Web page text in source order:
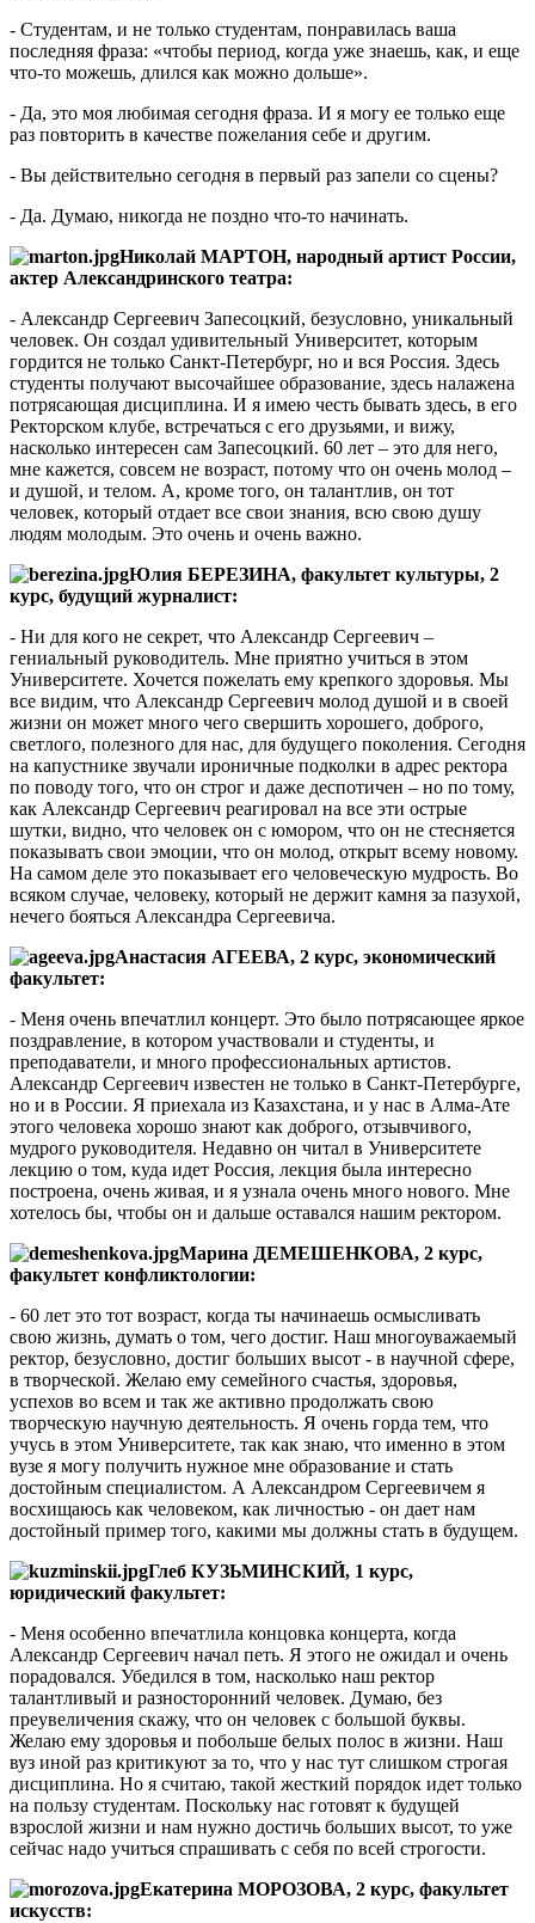
- Студентам, и не только студентам, понравилась ваша
последняя фраза: «чтобы период, когда уже знаешь, как, и еще
что-то можешь, длился как можно дольше».
- Да, это моя любимая сегодня фраза. И я могу ее только еще
раз повторить в качестве пожелания себе и другим.
- Вы действительно сегодня в первый раз запели со сцены?
- Да. Думаю, никогда не поздно что-то начинать.
Николай МАРТОН, народный артист России,
актер Александринского театра:
- Александр Сергеевич Запесоцкий, безусловно, уникальный
человек. Он создал удивительный Университет, которым
гордится не только Санкт-Петербург, но и вся Россия. Здесь
студенты получают высочайшее образование, здесь налажена
потрясающая дисциплина. И я имею честь бывать здесь, в его
Ректорском клубе, встречаться с его друзьями, и вижу,
насколько интересен сам Запесоцкий. 60 лет – это для него,
мне кажется, совсем не возраст, потому что он очень молод –
и душой, и телом. А, кроме того, он талантлив, он тот
человек, который отдает все свои знания, всю свою душу
людям молодым. Это очень и очень важно.
Юлия БЕРЕЗИНА, факультет культуры, 2
курс, будущий журналист:
- Ни для кого не секрет, что Александр Сергеевич –
гениальный руководитель. Мне приятно учиться в этом
Университете. Хочется пожелать ему крепкого здоровья. Мы
все видим, что Александр Сергеевич молод душой и в своей
жизни он может много чего свершить хорошего, доброго,
светлого, полезного для нас, для будущего поколения. Сегодня
на капустнике звучали ироничные подколки в адрес ректора
по поводу того, что он строг и даже деспотичен – но по тому,
как Александр Сергеевич реагировал на все эти острые
шутки, видно, что человек он с юмором, что он не стесняется
показывать свои эмоции, что он молод, открыт всему новому.
На самом деле это показывает его человеческую мудрость. Во
всяком случае, человеку, который не держит камня за пазухой,
нечего бояться Александра Сергеевича.
Анастасия АГЕЕВА, 2 курс, экономический
факультет:
- Меня очень впечатлил концерт. Это было потрясающее яркое
поздравление, в котором участвовали и студенты, и
преподаватели, и много профессиональных артистов.
Александр Сергеевич известен не только в Санкт-Петербурге,
но и в России. Я приехала из Казахстана, и у нас в Алма-Ате
этого человека хорошо знают как доброго, отзывчивого,
мудрого руководителя. Недавно он читал в Университете
лекцию о том, куда идет Россия, лекция была интересно
построена, очень живая, и я узнала очень много нового. Мне
хотелось бы, чтобы он и дальше оставался нашим ректором.
Марина ДЕМЕШЕНКОВА, 2 курс,
факультет конфликтологии:
- 60 лет это тот возраст, когда ты начинаешь осмысливать
свою жизнь, думать о том, чего достиг. Наш многоуважаемый
ректор, безусловно, достиг больших высот - в научной сфере,
в творческой. Желаю ему семейного счастья, здоровья,
успехов во всем и так же активно продолжать свою
творческую научную деятельность. Я очень горда тем, что
учусь в этом Университете, так как знаю, что именно в этом
вузе я могу получить нужное мне образование и стать
достойным специалистом. А Александром Сергеевичем я
восхищаюсь как человеком, как личностью - он дает нам
достойный пример того, какими мы должны стать в будущем.
Глеб КУЗЬМИНСКИЙ, 1 курс,
юридический факультет:
- Меня особенно впечатлила концовка концерта, когда
Александр Сергеевич начал петь. Я этого не ожидал и очень
порадовался. Убедился в том, насколько наш ректор
талантливый и разносторонний человек. Думаю, без
преувеличения скажу, что он человек с большой буквы.
Желаю ему здоровья и побольше белых полос в жизни. Наш
вуз иной раз критикуют за то, что у нас тут слишком строгая
дисциплина. Но я считаю, такой жесткий порядок идет только
на пользу студентам. Поскольку нас готовят к будущей
взрослой жизни и нам нужно достичь больших высот, то уже
сейчас надо учиться спрашивать с себя по всей строгости.
Екатерина МОРОЗОВА, 2 курс, факультет
искусств: